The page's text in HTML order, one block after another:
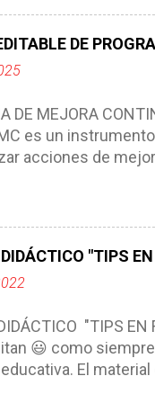
flexible, es
otros miembros
DE
DE MEJORA
es un
acciones de
realista que, a partir
escolares de
DE MEJORA
c...
"TIPS
"TIPS
😃 como
El